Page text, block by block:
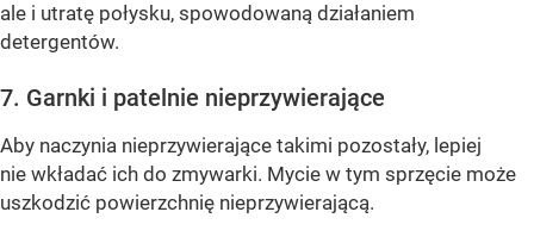
ale i utratę połysku, spowodowaną działaniem
detergentów.
7. Garnki i patelnie nieprzywierające
Aby naczynia nieprzywierające takimi pozostały, lepiej
nie wkładać ich do zmywarki. Mycie w tym sprzęcie może
uszkodzić powierzchnię nieprzywierającą.